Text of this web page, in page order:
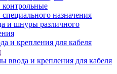
контрольные
назначения
и шнуры различного
и крепления для кабеля
ввода и крепления для кабеля